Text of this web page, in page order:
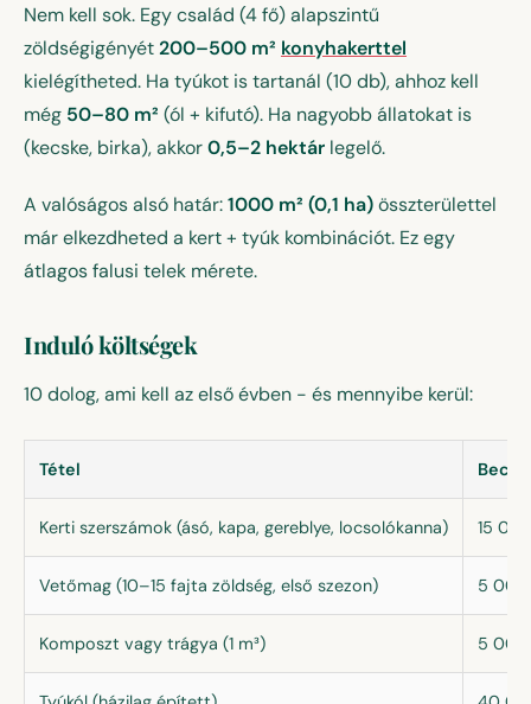
Nem kell sok. Egy család (4 fő) alapszintű
zöldségigényét200–500 m² konyhakerttel
kielégítheted. Ha tyúkot is tartanál (10 db), ahhoz kell
még 50–80 m² (ól + kifutó). Ha nagyobb állatokat is
(kecske, birka), akkor0,5–2 hektár legelő.
A valóságos alsó határ:1000 m² (0,1 ha)összterülettel
már elkezdheted a kert + tyúk kombinációt. Ez egy
átlagos falusi telek mérete.
Induló költségek
10 dolog, ami kell az első évben - és mennyibe kerül:
Tétel
Kerti szerszámok (ásó, kapa, gereblye, locsolókanna) 15
Vetőmag (10–15 fajta zöldség, első szezon) 5
Komposzt vagy trágya (1 m³) 5